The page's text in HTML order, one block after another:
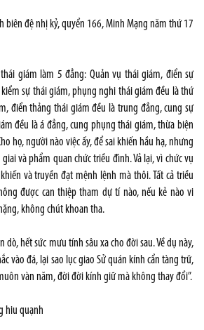
biên đệ nhị kỷ, quyển 166, Minh Mạng năm thứ 17
thái giám làm 5 đẳng: Quản vụ thái giám, điển sự
sự thái giám, phụng nghi thái giám đều là thứ
điển thảng thái giám đều là trung đẳng, cung sự
đều là á đẳng, cung phụng thái giám, thừa biện
họ, người nào việc ấy, để sai khiến hầu hạ, nhưng
và phẩm quan chức triều đình. Vả lại, vì chức vụ
và truyền đạt mệnh lệnh mà thôi. Tất cả triều
được can thiệp tham dự tí nào, nếu kẻ nào vi
không chút khoan tha.
dò, hết sức mưu tính sâu xa cho đời sau. Về dụ này,
vào đá, lại sao lục giao Sử quán kính cẩn tàng trữ,
vàn năm, đời đời kính giữ mà không thay đổi”.
hiu quạnh